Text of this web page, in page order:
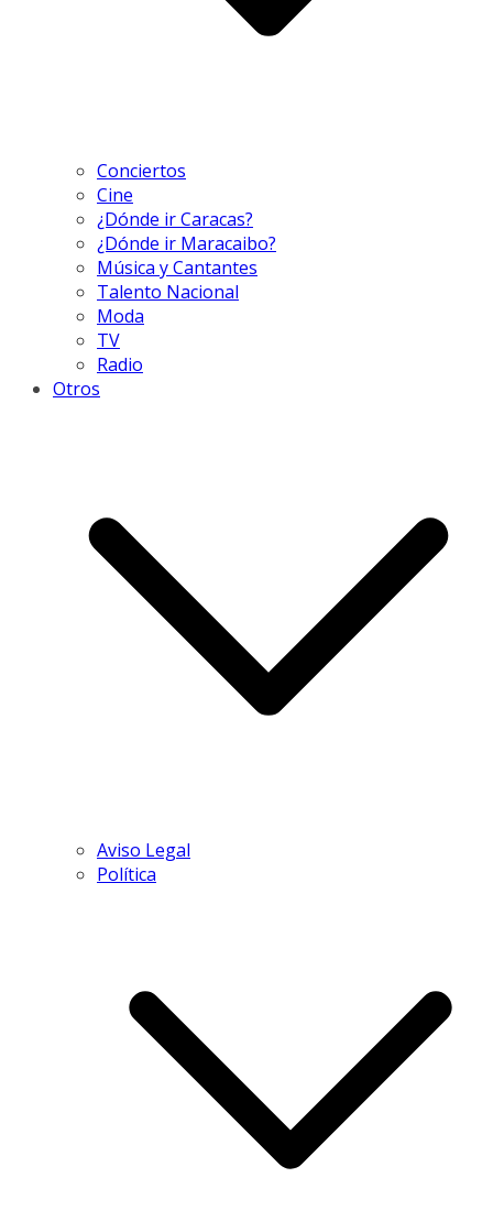
Conciertos
Cine
¿Dónde ir Caracas?
¿Dónde ir Maracaibo?
Música y Cantantes
Talento Nacional
Moda
TV
Radio
Otros
Aviso Legal
Política